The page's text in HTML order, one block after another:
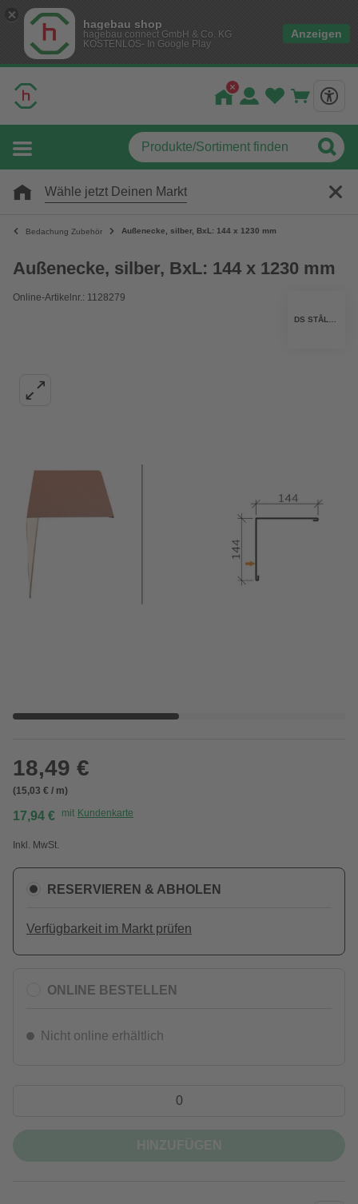
hagebau shop
hagebau connect GmbH & Co. KG
KOSTENLOS- In Google Play
Anzeigen
Wähle jetzt Deinen Markt
Bedachung Zubehör Außenecke, silber, BxL: 144 x 1230 mm
Außenecke, silber, BxL: 144 x 1230 mm
Online-Artikelnr.: 1128279
18,49 €
(15,03 € / m)
17,94 € mit Kundenkarte
Inkl. MwSt.
RESERVIEREN & ABHOLEN
Verfügbarkeit im Markt prüfen
ONLINE BESTELLEN
Nicht online erhältlich